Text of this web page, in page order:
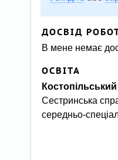
ДОСВІД
В мене немає
ОСВІТА
Сестринська
середньо-